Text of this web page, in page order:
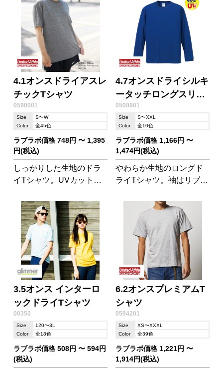
ットTシャツ!
4.1オンスドライアスレ
チックTシャツ
0590001
Size
S〜W
Color
全45色
ラブラボ価格 748円 〜 1,395
円(税込)
しっかりした生地のドラ
イTシャツ。UVカット機
4.7オンスドライシルキ
ータッチロングスリー
ブTシャツ(ローブリー
ド
0508901
Size
S〜XXL
Color
全10色
ラブラボ価格 1,166円 〜
1,474円(税込)
やわらか生地のロングド
ライTシャツ。袖はリブ仕
3.5オンス インターロ
ックドライTシャツ
00350
Size
120〜3L
Color
全18色
ラブラボ価格 508円 〜 594円
(税込)
6.2オンスプレミアムT
シャツ
0594201
Size
XS〜XXXL
Color
全39色
ラブラボ価格 1,221円 〜
1,914円(税込)